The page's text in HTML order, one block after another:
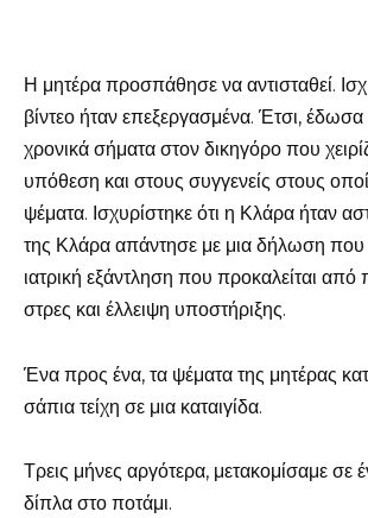
Η μητέρα προσπάθησε να αντισταθεί.
βίντεο ήταν επεξεργασμένα. Έτσι,
χρονικά σήματα στον δικηγόρο που
υπόθεση και στους συγγενείς στους
ψέματα. Ισχυρίστηκε ότι η Κλάρα ήταν
της Κλάρα απάντησε με μια δήλωση που
ιατρική εξάντληση που προκαλείται από
στρες και έλλειψη υποστήριξης.
Ένα προς ένα, τα ψέματα της μητέρας
σάπια τείχη σε μια καταιγίδα.
Τρεις μήνες αργότερα, μετακομίσαμε σε
δίπλα στο ποτάμι.